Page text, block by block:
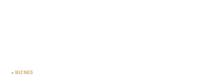
BIZNES